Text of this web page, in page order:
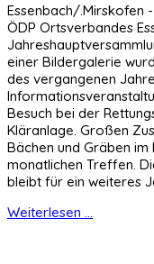
Essenbach/.Mirskofen
ÖDP Ortsverbandes
einer Bildergalerie
des vergangenen
Besuch bei der
Kläranlage. Großen
Bächen und Gräben
monatlichen Treffen.
bleibt für ein weiteres
Weiterlesen ...